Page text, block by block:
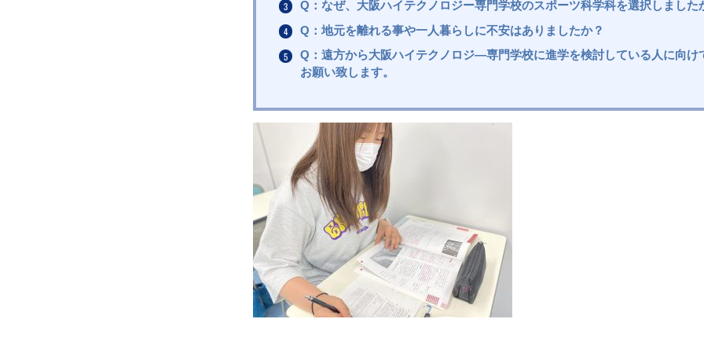
Q：なぜ、大阪ハイテクノロジー専門学校のスポーツ科学科を選択しました
Q：地元を離れる事や一人暮らしに不安はありましたか？
Q：遠方から大阪ハイテクノロジ―専門学校に進学を検討している人に向け
お願い致します。